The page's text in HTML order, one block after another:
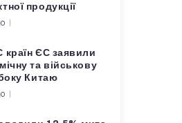
продукції
країн ЄС заявили
та військову
Китаю